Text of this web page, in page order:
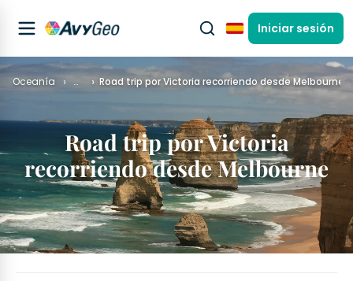
EspañolIniciar sesión
Oceanía … Road trip por Victoria recorriendo desde Melbourne
Road trip por Victoria
recorriendo desde Melbourne